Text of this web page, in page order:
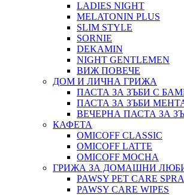
LADIES NIGHT
MELATONIN PLUS
SLIM STYLE
SORNIE
DEKAMIN
NIGHT GENTLEMEN
ВИЖ ПОВЕЧЕ
ДОМ И ЛИЧНА ГРИЖА
ПАСТА ЗА ЗЪБИ С
ПАСТА ЗА ЗЪБИ
ВЕЧЕРНА ПАСТА ЗА
КАФЕТА
OMICOFF CLASSIC
OMICOFF LATTE
OMICOFF MOCHA
ГРИЖА ЗА ДОМАШНИ
PAWSY PET CARE
PAWSY CARE WIPES